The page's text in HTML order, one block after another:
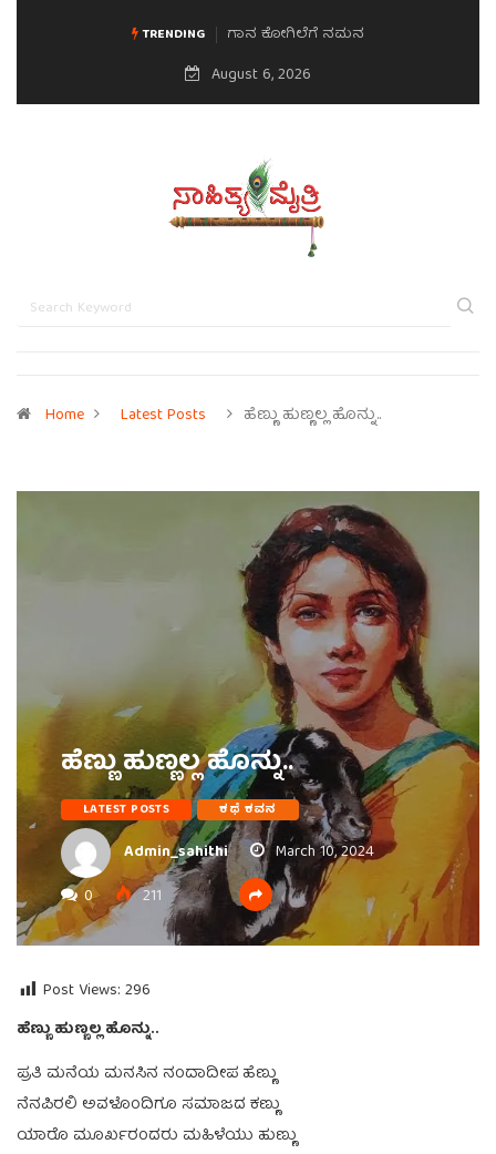
TRENDING ಗಾನ ಕೋಗಿಲೆಗೆ ನಮನ
August 6, 2026
Home Latest Posts ಹೆಣ್ಣು ಹುಣ್ಣಲ್ಲ ಹೊನ್ನು..
ಹೆಣ್ಣು ಹುಣ್ಣಲ್ಲ ಹೊನ್ನು..
LATEST POSTS ಕಥೆ ಕವನ
Admin_sahithi
March 10, 2024
0
211
Post Views: 296
ಹೆಣ್ಣು ಹುಣ್ಣಲ್ಲ ಹೊನ್ನು..
ಪ್ರತಿ ಮನೆಯ ಮನಸಿನ ನಂದಾದೀಪ ಹೆಣ್ಣು
ನೆನಪಿರಲಿ ಅವಳೊಂದಿಗೂ ಸಮಾಜದ ಕಣ್ಣು
ಯಾರೊ ಮೂರ್ಖರಂದರು ಮಹಿಳೆಯು ಹುಣ್ಣು